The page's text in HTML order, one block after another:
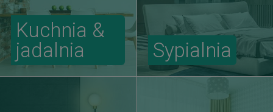
Kuchnia &
jadalnia
Sypialnia